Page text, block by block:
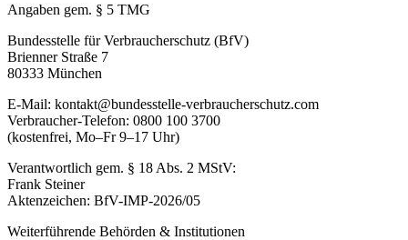
Angaben gem. § 5 TMG
Bundesstelle für Verbraucherschutz (BfV)
Brienner Straße 7
80333 München
E-Mail: kontakt@bundesstelle-verbraucherschutz.com
Verbraucher-Telefon: 0800 100 3700
(kostenfrei, Mo–Fr 9–17 Uhr)
Verantwortlich gem. § 18 Abs. 2 MStV:
Frank Steiner
Aktenzeichen: BfV-IMP-2026/05
Weiterführende Behörden & Institutionen